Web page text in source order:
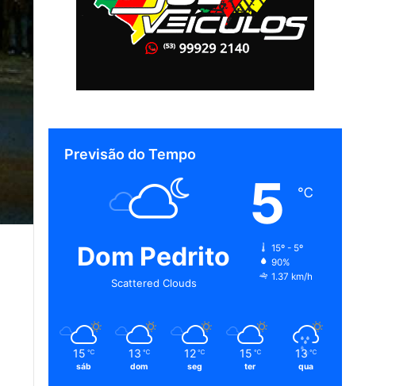
Previsão do Tempo
Dom Pedrito
Scattered Clouds
5 ℃
15º - 5º
90%
1.37 km/h
15 ℃
sáb
13 ℃
dom
12 ℃
seg
15 ℃
ter
13 ℃
qua